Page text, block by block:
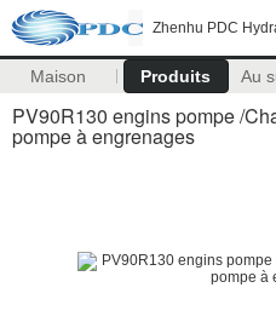
Zhenhu PDC
Maison Produits Au
PV90R130 engins pompe /
pompe à engrenages